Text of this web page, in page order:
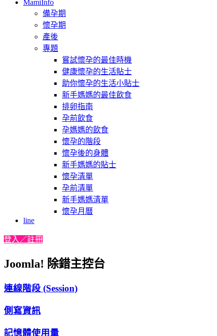
MamiInfo
備孕期
懷孕期
產後
專題
嘗試懷孕的最佳時機
健康懷孕的生活貼士
助你懷孕的生活小貼士
新手媽媽的最佳飲食
排卵指南
孕前飲食
孕媽媽的飲食
懷孕的階段
懷孕後的身體
新手媽媽的貼士
懷孕清單
孕前清單
新手媽媽清單
懷孕月曆
line
登入／註冊
Joomla! 除錯主控台
連線階段 (Session)
側寫資訊
記憶體使用量